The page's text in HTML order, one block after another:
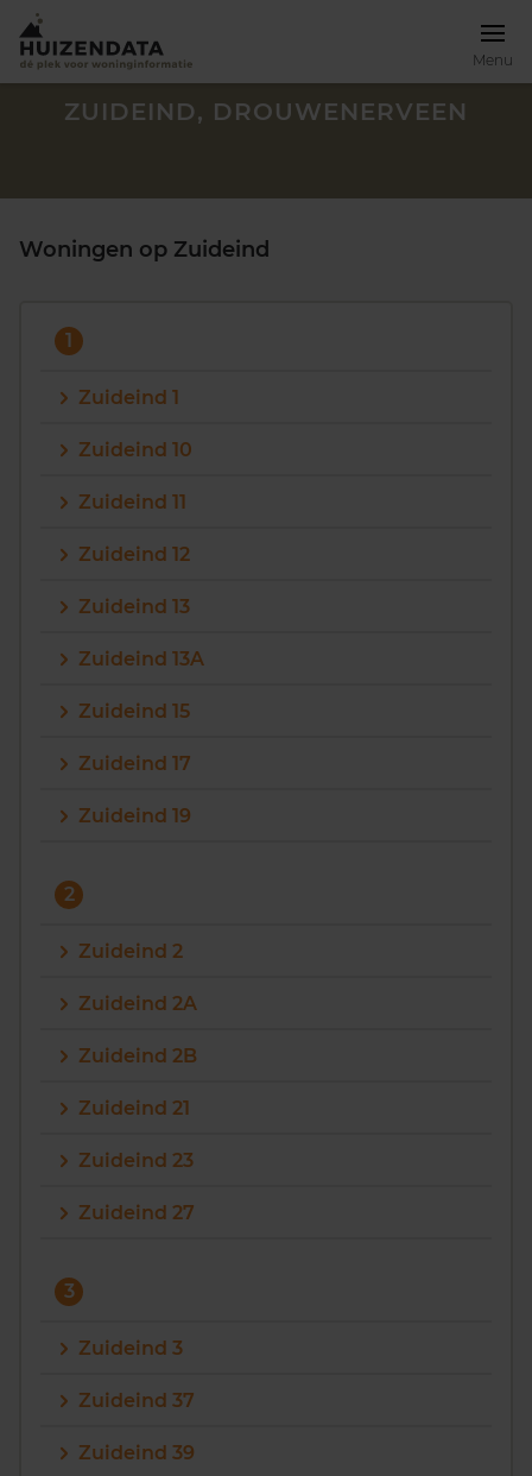
Menu
Maandag t/m vrijdag - 08:00 -18:00
ZUIDEIND, DROUWENERVEEN
Woningen op Zuideind
1
Zuideind 1
Zuideind 10
Zuideind 11
Zuideind 12
Zuideind 13
Zuideind 13A
Zuideind 15
Zuideind 17
Zuideind 19
2
Zuideind 2
Zuideind 2A
Zuideind 2B
Zuideind 21
Zuideind 23
Zuideind 27
3
Zuideind 3
Zuideind 37
Zuideind 39